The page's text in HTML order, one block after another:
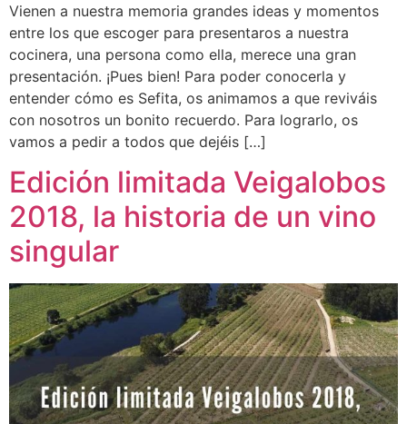
Vienen a nuestra memoria grandes ideas y momentos
entre los que escoger para presentaros a nuestra
cocinera, una persona como ella, merece una gran
presentación. ¡Pues bien! Para poder conocerla y
entender cómo es Sefita, os animamos a que reviváis
con nosotros un bonito recuerdo. Para lograrlo, os
vamos a pedir a todos que dejéis […]
Edición limitada Veigalobos
2018, la historia de un vino
singular